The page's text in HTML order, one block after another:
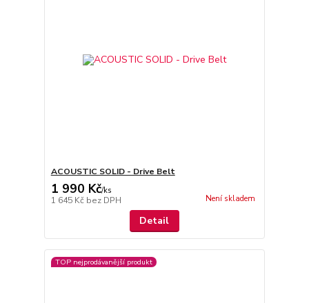
ACOUSTIC SOLID - Drive Belt
1 990 Kč/ks
1 645 Kč bez DPH Není skladem
Detail
TOP nejprodávanější produkt